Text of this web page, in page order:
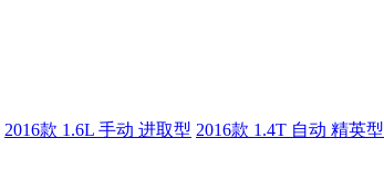
2016款 1.6L 手动 进取型 2016款 1.4T 自动 精英型